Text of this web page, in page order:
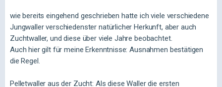
wie bereits eingehend geschrieben hatte ich viele verschiedene
Jungwaller verschiedenster natürlicher Herkunft, aber auch
Zuchtwaller, und diese über viele Jahre beobachtet.
Auch hier gilt für meine Erkenntnisse: Ausnahmen bestätigen
die Regel.
Pelletwaller aus der Zucht: Als diese Waller die ersten